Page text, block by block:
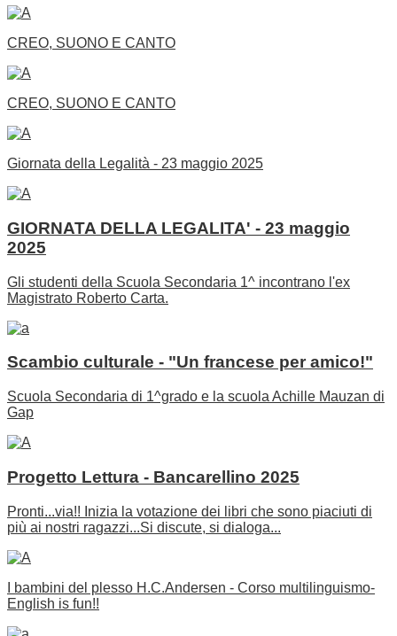
CREO, SUONO E CANTO
CREO, SUONO E CANTO
Giornata della Legalità - 23 maggio 2025
GIORNATA DELLA LEGALITA' - 23 maggio
2025
Gli studenti della Scuola Secondaria 1^ incontrano l'ex
Magistrato Roberto Carta.
Scambio culturale - "Un francese per amico!"
Scuola Secondaria di 1^grado e la scuola Achille Mauzan di
Gap
Progetto Lettura - Bancarellino 2025
Pronti...via!! Inizia la votazione dei libri che sono piaciuti di
più ai nostri ragazzi...Si discute, si dialoga...
I bambini del plesso H.C.Andersen - Corso multilinguismo-
English is fun!!